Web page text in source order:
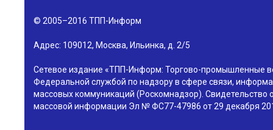
© 2005–2016 ТПП-Информ
Адрес: 109012, Москва, Ильинка, д. 2/5
Сетевое издание «ТПП-Информ: Торгово-промышленные
Федеральной службой по надзору в сфере связи,
массовых коммуникаций (Роскомнадзор). Свидетельство
массовой информации Эл № ФС77-47986 от 29 декабря